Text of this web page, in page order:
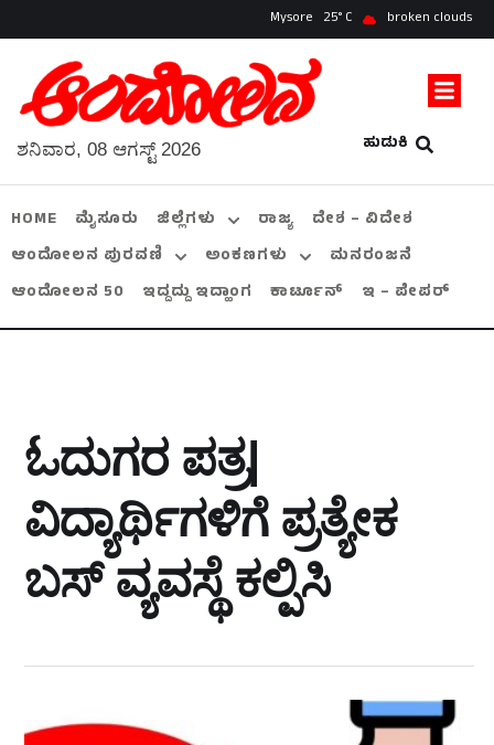
Mysore 25 broken clouds
ಹುಡುಕಿ
ಶನಿವಾರ, 08 ಆಗಸ್ಟ್ 2026
HOME ಮೈಸೂರು ಜಿಲ್ಲೆಗಳು ರಾಜ್ಯ
ದೇಶ – ವಿದೇಶ
ಆಂದೋಲನ ಪುರವಣಿ
ಅಂಕಣಗಳು
ಮನರಂಜನೆ
ಆಂದೋಲನ 50
ಇದ್ದದ್ದು ಇದ್ಹಾಂಗ ಕಾರ್ಟೂನ್ ಇ – ಪೇಪರ್
ಓದುಗರ ಪತ್ರ|
ವಿದ್ಯಾರ್ಥಿಗಳಿಗೆ ಪ್ರತ್ಯೇಕ
ಬಸ್ ವ್ಯವಸ್ಥೆ ಕಲ್ಪಿಸಿ